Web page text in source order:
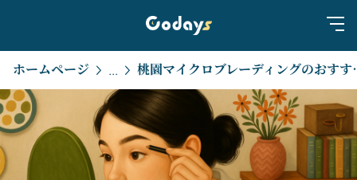
ホームページ ... 桃園マイクロブレーディングの